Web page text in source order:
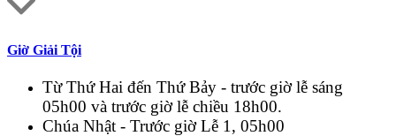
Giờ Giải Tội
Từ Thứ Hai đến Thứ Bảy - trước giờ lễ sáng
05h00 và trước giờ lễ chiều 18h00.
Chúa Nhật - Trước giờ Lễ 1, 05h00